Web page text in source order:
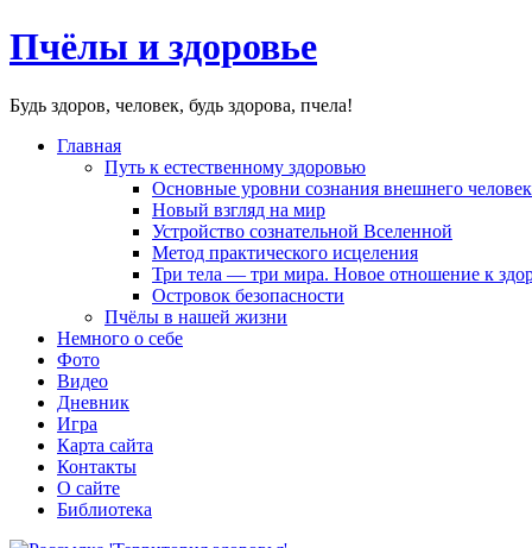
Пчёлы и здоровье
Будь здоров, человек, будь здорова, пчела!
Главная
Путь к естественному здоровью
Основные уровни сознания внешнего
Новый взгляд на мир
Устройство сознательной Вселенной
Метод практического исцеления
Три тела — три мира. Новое отношение к
Островок безопасности
Пчёлы в нашей жизни
Немного о себе
Фото
Видео
Дневник
Игра
Карта сайта
Контакты
О сайте
Библиотека